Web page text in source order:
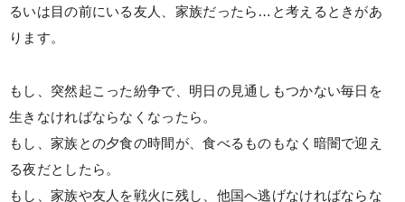
るいは目の前にいる友人、家族だったら…と考えるときがあ
ります。
もし、突然起こった紛争で、明日の見通しもつかない毎日を
生きなければならなくなったら。
もし、家族との夕食の時間が、食べるものもなく暗闇で迎え
る夜だとしたら。
もし、家族や友人を戦火に残し、他国へ逃げなければならな